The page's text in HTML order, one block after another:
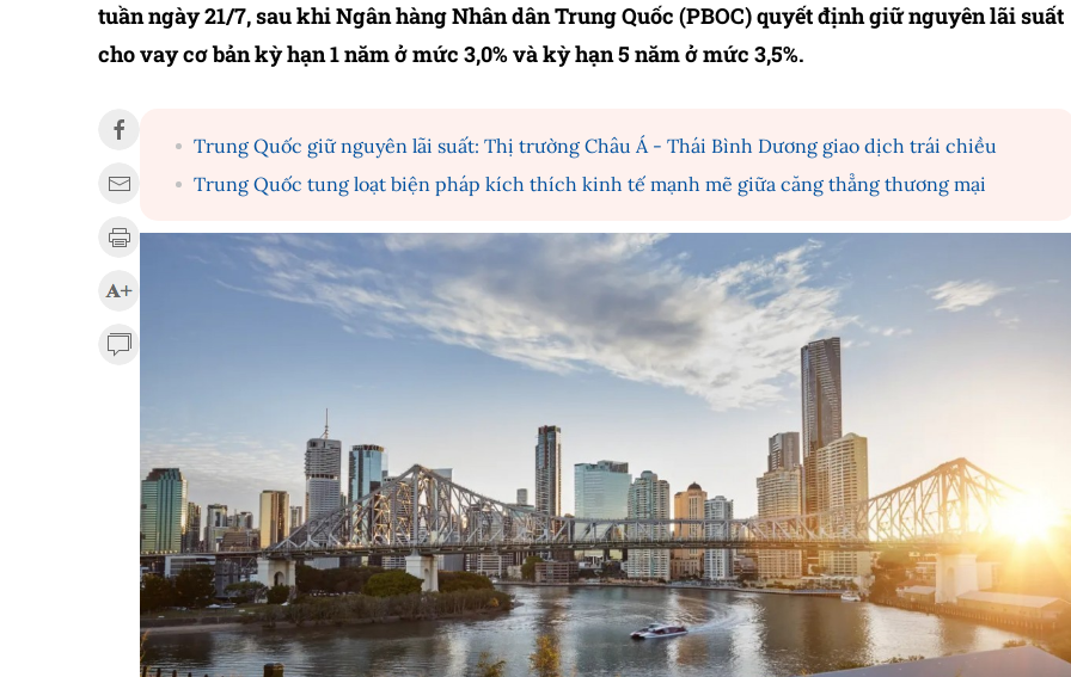
tuần ngày 21/7, sau khi Ngân hàng Nhân dân Trung Quốc (PBOC) quyết định giữ nguyên lãi suất
cho vay cơ bản kỳ hạn 1 năm ở mức 3,0% và kỳ hạn 5 năm ở mức 3,5%.
Trung Quốc giữ nguyên lãi suất: Thị trường Châu Á - Thái Bình Dương giao dịch trái chiều
Trung Quốc tung loạt biện pháp kích thích kinh tế mạnh mẽ giữa căng thẳng thương mại